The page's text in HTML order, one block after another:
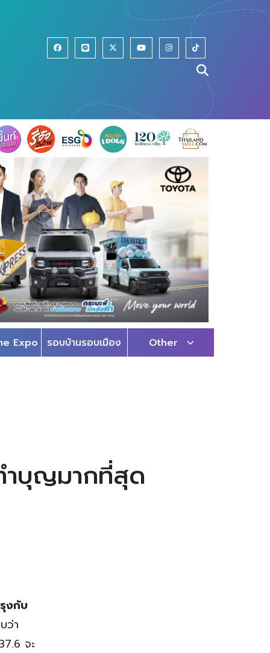
Expo รอบบ้านรอบเมือง Other
ำบุญมากที่สุด
งกับ
ว่า
จะ